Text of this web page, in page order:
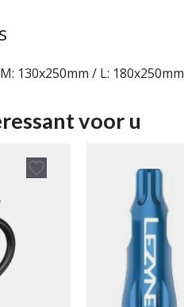
130x250mm / L: 180x250mm
voor u